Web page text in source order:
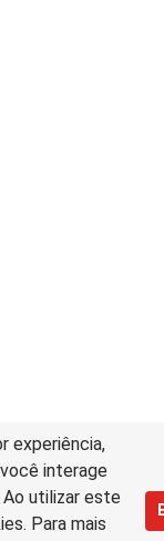
experiência,
interage
utilizar este
Para mais